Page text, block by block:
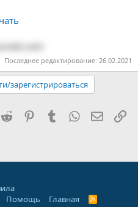
Последнее редактирование: 26.02.2021
зарегистрироваться
Reddit PinterestTumblr WhatsApp
Помощь Главная
R